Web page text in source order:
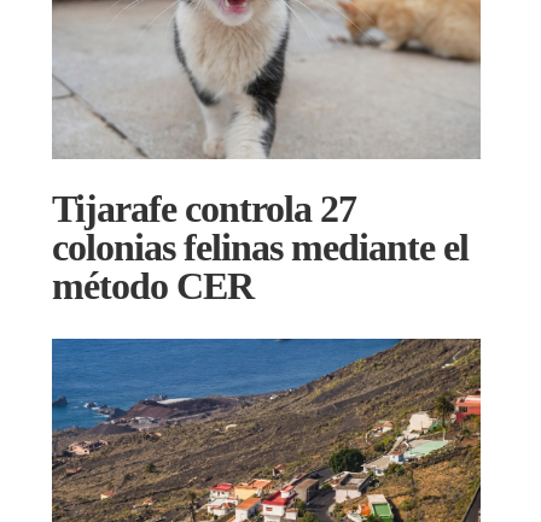
Tijarafe controla 27
colonias felinas mediante el
método CER